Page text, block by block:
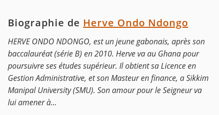
Biographie de Herve Ondo Ndongo
HERVE ONDO NDONGO, est un jeune gabonais, après son
baccalauréat (série B) en 2010. Herve va au Ghana pour
poursuivre ses études supérieur. Il obtient sa Licence en
Gestion Administrative, et son Masteur en finance, a Sikkim
Manipal University (SMU). Son amour pour le Seigneur va
lui amener à...